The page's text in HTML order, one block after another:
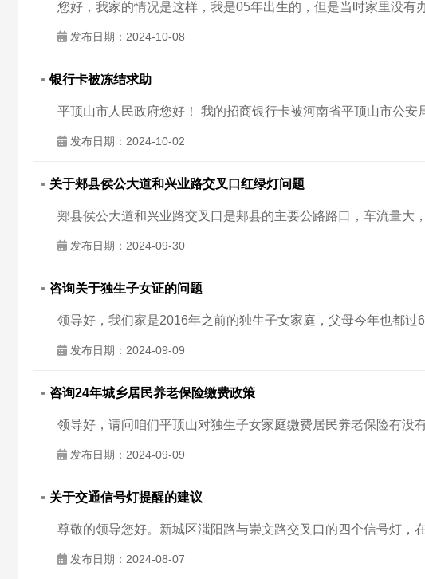
发布日期：2024-10-08
银行卡被冻结求助
发布日期：2024-10-02
关于郏县侯公大道和兴业路交叉口红绿灯问题
发布日期：2024-09-30
咨询关于独生子女证的问题
发布日期：2024-09-09
咨询24年城乡居民养老保险缴费政策
发布日期：2024-09-09
关于交通信号灯提醒的建议
发布日期：2024-08-07